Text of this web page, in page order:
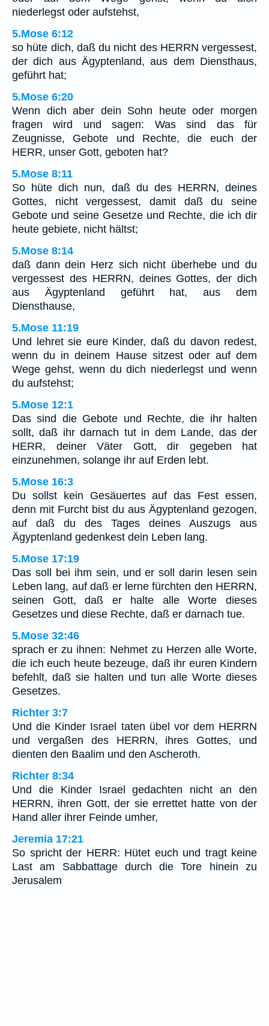
niederlegst oder aufstehst,
5.Mose 6:12
so hüte dich, daß du nicht des HERRN vergessest,
der dich aus Ägyptenland, aus dem Diensthaus,
geführt hat;
5.Mose 6:20
Wenn dich aber dein Sohn heute oder morgen
fragen wird und sagen: Was sind das für
Zeugnisse, Gebote und Rechte, die euch der
HERR, unser Gott, geboten hat?
5.Mose 8:11
So hüte dich nun, daß du des HERRN, deines
Gottes, nicht vergessest, damit daß du seine
Gebote und seine Gesetze und Rechte, die ich dir
heute gebiete, nicht hältst;
5.Mose 8:14
daß dann dein Herz sich nicht überhebe und du
vergessest des HERRN, deines Gottes, der dich
aus Ägyptenland geführt hat, aus dem
Diensthause,
5.Mose 11:19
Und lehret sie eure Kinder, daß du davon redest,
wenn du in deinem Hause sitzest oder auf dem
Wege gehst, wenn du dich niederlegst und wenn
du aufstehst;
5.Mose 12:1
Das sind die Gebote und Rechte, die ihr halten
sollt, daß ihr darnach tut in dem Lande, das der
HERR, deiner Väter Gott, dir gegeben hat
einzunehmen, solange ihr auf Erden lebt.
5.Mose 16:3
Du sollst kein Gesäuertes auf das Fest essen,
denn mit Furcht bist du aus Ägyptenland gezogen,
auf daß du des Tages deines Auszugs aus
Ägyptenland gedenkest dein Leben lang.
5.Mose 17:19
Das soll bei ihm sein, und er soll darin lesen sein
Leben lang, auf daß er lerne fürchten den HERRN,
seinen Gott, daß er halte alle Worte dieses
Gesetzes und diese Rechte, daß er darnach tue.
5.Mose 32:46
sprach er zu ihnen: Nehmet zu Herzen alle Worte,
die ich euch heute bezeuge, daß ihr euren Kindern
befehlt, daß sie halten und tun alle Worte dieses
Gesetzes.
Richter 3:7
Und die Kinder Israel taten übel vor dem HERRN
und vergaßen des HERRN, ihres Gottes, und
dienten den Baalim und den Ascheroth.
Richter 8:34
Und die Kinder Israel gedachten nicht an den
HERRN, ihren Gott, der sie errettet hatte von der
Hand aller ihrer Feinde umher,
Jeremia 17:21
So spricht der HERR: Hütet euch und tragt keine
Last am Sabbattage durch die Tore hinein zu
Jerusalem